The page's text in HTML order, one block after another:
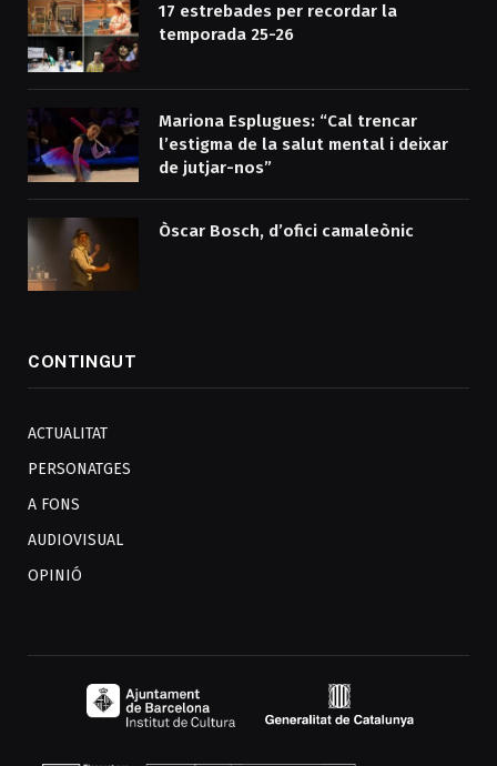
17 estrebades per recordar la
temporada 25-26
Mariona Esplugues: “Cal trencar
l’estigma de la salut mental i deixar
de jutjar-nos”
Òscar Bosch, d’ofici camaleònic
CONTINGUT
ACTUALITAT
PERSONATGES
A FONS
AUDIOVISUAL
OPINIÓ